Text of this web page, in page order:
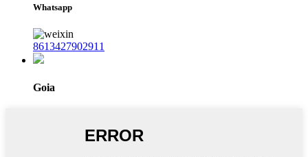
Whatsapp
8613427902911
Goia